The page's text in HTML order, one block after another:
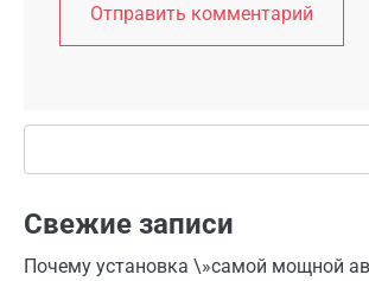
Свежие записи
Почему установка \»самой мощной